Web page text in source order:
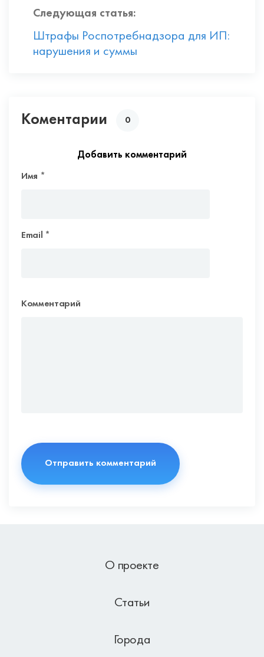
Следующая статья:
Штрафы Роспотребнадзора для ИП:
нарушения и суммы
Коментарии 0
Добавить комментарий
Имя *
Email *
Комментарий
О проекте
Статьи
Города